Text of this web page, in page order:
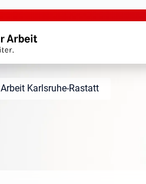
Karlsruhe-Rastatt